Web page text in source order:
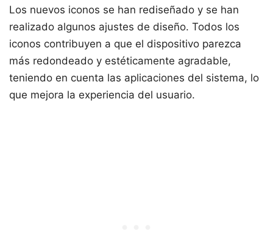
Los nuevos iconos se han rediseñado y se han
realizado algunos ajustes de diseño. Todos los
iconos contribuyen a que el dispositivo parezca
más redondeado y estéticamente agradable,
teniendo en cuenta las aplicaciones del sistema, lo
que mejora la experiencia del usuario.